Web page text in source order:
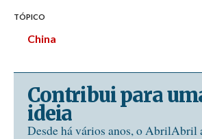
TÓPICO
China
Contribui para
ideia
Desde há vários anos, o AbrilAbril